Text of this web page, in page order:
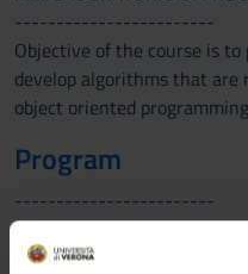
------------------------
Objective of the course is
develop algorithms that
object oriented
Program
------------------------
MM: ALGORITMI PER
------------------------